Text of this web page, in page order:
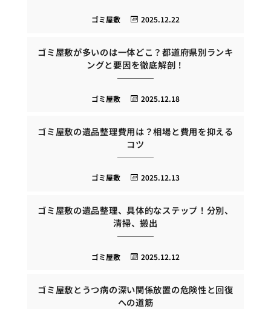
2025.12.22
ゴミ屋敷
ゴミ屋敷が多いのは一体どこ？都道府県別ランキ
ングと要因を徹底解剖！
2025.12.18
ゴミ屋敷
ゴミ屋敷の遺品整理費用は？相場と費用を抑える
コツ
2025.12.13
ゴミ屋敷
ゴミ屋敷の遺品整理、具体的なステップ！分別、
清掃、搬出
2025.12.12
ゴミ屋敷
ゴミ屋敷とうつ病の深い関係放置の危険性と回復
への道筋